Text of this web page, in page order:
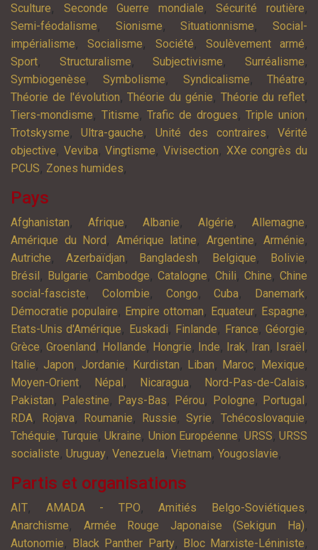
Sculture, Seconde Guerre mondiale,Sécurité routière,
Semi-féodalisme, Sionisme,Situationnisme,Social-
impérialisme,Socialisme, Société, Soulèvement armé,
Sport, Structuralisme,Subjectivisme,Surréalisme,
Symbiogenèse,Symbolisme, Syndicalisme,Théatre,
Théorie de l'évolution,Théorie du génie, Théorie du reflet,
Tiers-mondisme, Titisme,Trafic de drogues,Triple union,
Trotskysme,Ultra-gauche, Unité des contraires,Vérité
objective, Veviba,Vingtisme,Vivisection, XXe congrès du
PCUS, Zones humides,
Pays
Afghanistan, Afrique, Albanie, Algérie, Allemagne,
Amérique du Nord , Amérique latine, Argentine, Arménie,
Autriche, Azerbaïdjan, Bangladesh, Belgique, Bolivie,
Brésil , Bulgarie, Cambodge, Catalogne, Chili, Chine, Chine
social-fasciste, Colombie, Congo,Cuba, Danemark,
Démocratie populaire, Empire ottoman, Equateur, Espagne,
Etats-Unis d'Amérique, Euskadi, Finlande, France,Géorgie,
Grèce, Groenland , Hollande, Hongrie, Inde, Irak, Iran, Israël ,
Italie, Japon, Jordanie, Kurdistan, Liban, Maroc, Mexique,
Moyen-Orient, Népal , Nicaragua, Nord-Pas-de-Calais,
Pakistan, Palestine, Pays-Bas, Pérou, Pologne, Portugal ,
RDA, Rojava, Roumanie, Russie, Syrie, Tchécoslovaquie,
Tchéquie,Turquie,Ukraine, Union Européenne, URSS,URSS
socialiste, Uruguay, Venezuela, Vietnam, Yougoslavie,
Partis et organisations
AIT, AMADA - TPO,Amitiés Belgo-Soviétiques,
Anarchisme, Armée Rouge Japonaise (Sekigun Ha),
Autonomie, Black Panther Party, Bloc Marxiste-Léniniste,